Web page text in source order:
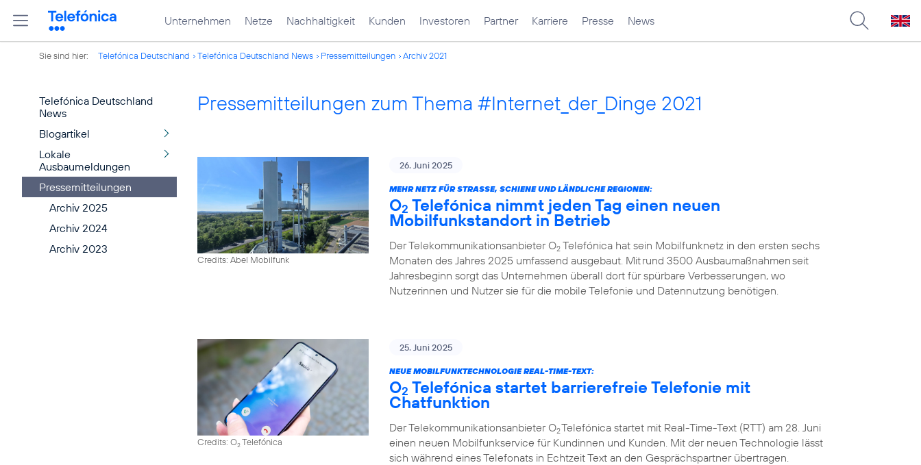
Unternehmen Netze Nachhaltigkeit Kunden Investoren Partner Karriere Presse News
Sie sind hier: Telefónica Deutschland Telefónica Deutschland News Pressemitteilungen Archiv 2021
Telefónica Deutschland
News
Blogartikel
Lokale
Ausbaumeldungen
Pressemitteilungen
Archiv 2025
Archiv 2024
Archiv 2023
Pressemitteilungen zum Thema #Internet_der_Dinge 2021
Credits: Abel Mobilfunk
26. Juni 2025
MEHR NETZ FÜR STRASSE, SCHIENE UND LÄNDLICHE REGIONEN:
O2 Telefónica nimmt jeden Tag einen neuen
Mobilfunkstandort in Betrieb
Der Telekommunikationsanbieter O2 Telefónica hat sein Mobilfunknetz in den ersten sechs
Monaten des Jahres 2025 umfassend ausgebaut. Mit rund 3500 Ausbaumaßnahmen seit
Jahresbeginn sorgt das Unternehmen überall dort für spürbare Verbesserungen, wo
Nutzerinnen und Nutzer sie für die mobile Telefonie und Datennutzung benötigen.
Credits: O2Telefónica
25. Juni 2025
NEUE MOBILFUNKTECHNOLOGIE REAL-TIME-TEXT:
O2 Telefónica startet barrierefreie Telefonie mit
Chatfunktion
Der Telekommunikationsanbieter O2Telefónica startet mit Real-Time-Text (RTT) am 28. Juni
einen neuen Mobilfunkservice für Kundinnen und Kunden. Mit der neuen Technologie lässt
sich während eines Telefonats in Echtzeit Text an den Gesprächspartner übertragen.